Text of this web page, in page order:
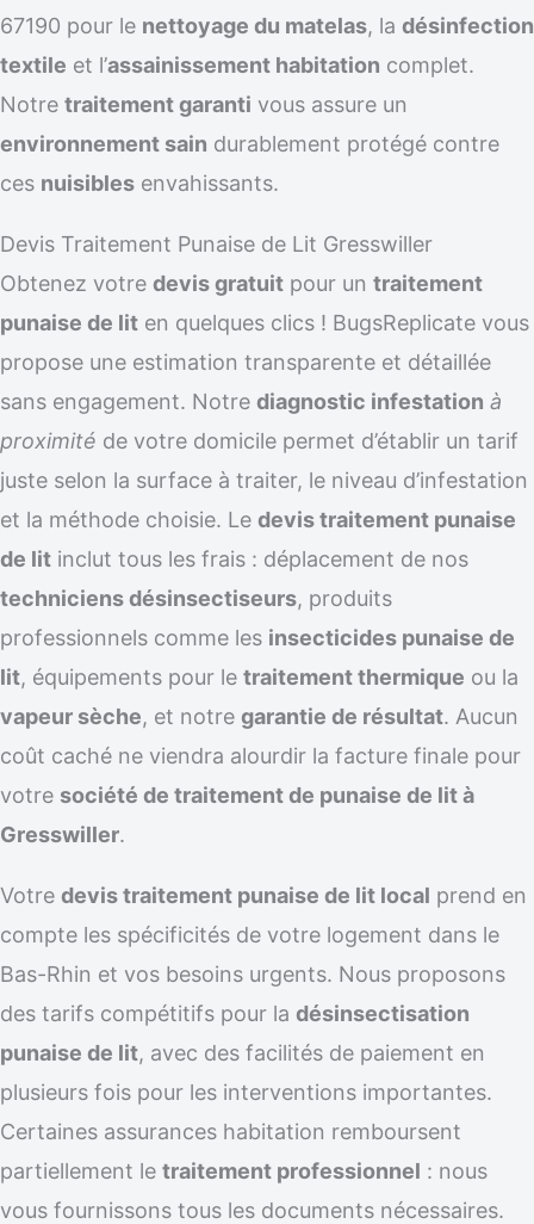
67190 pour le nettoyage du matelas, la désinfection
textile et l’assainissement habitation complet.
Notre traitement garanti vous assure un
environnement sain durablement protégé contre
ces nuisibles envahissants.
Devis Traitement Punaise de Lit Gresswiller
Obtenez votre devis gratuit pour un traitement
punaise de lit en quelques clics ! BugsReplicate vous
propose une estimation transparente et détaillée
sans engagement. Notre diagnostic infestation à
proximité de votre domicile permet d’établir un tarif
juste selon la surface à traiter, le niveau d’infestation
et la méthode choisie. Le devis traitement punaise
de lit inclut tous les frais : déplacement de nos
techniciens désinsectiseurs, produits
professionnels comme les insecticides punaise de
lit, équipements pour le traitement thermique ou la
vapeur sèche, et notre garantie de résultat. Aucun
coût caché ne viendra alourdir la facture finale pour
votre société de traitement de punaise de lit à
Gresswiller.
Votre devis traitement punaise de lit local prend en
compte les spécificités de votre logement dans le
Bas-Rhin et vos besoins urgents. Nous proposons
des tarifs compétitifs pour la désinsectisation
punaise de lit, avec des facilités de paiement en
plusieurs fois pour les interventions importantes.
Certaines assurances habitation remboursent
partiellement le traitement professionnel : nous
vous fournissons tous les documents nécessaires.